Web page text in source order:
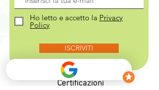
Ho letto e accetto la Privacy
Policy
ISCRIVITI
Certificazioni